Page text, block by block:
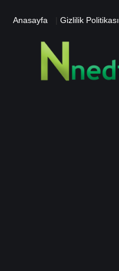
Anasayfa |Gizlilik Politikası